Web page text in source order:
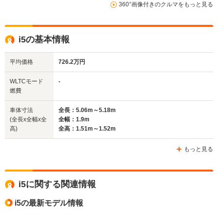
360°画像付きのクルマをもっと見る
i5の基本情報
平均価格 726.2万円
WLTCモード
燃費
-
車体寸法
(全長x全幅x全
高)
全長：5.06m～5.18m
全幅：1.9m
全高：1.51m～1.52m
もっと見る
i5に関する関連情報
i5の最新モデル情報